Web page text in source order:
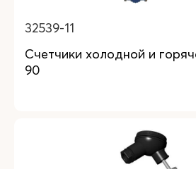
32539-11
Счетчики холодной и
90